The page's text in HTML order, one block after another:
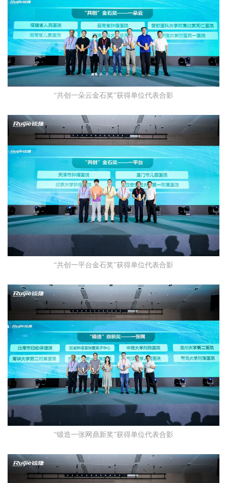
“共创一朵云金石奖”获得单位代表合影
“共创一平台金石奖”获得单位代表合影
“锻造一张网鼎新奖”获得单位代表合影